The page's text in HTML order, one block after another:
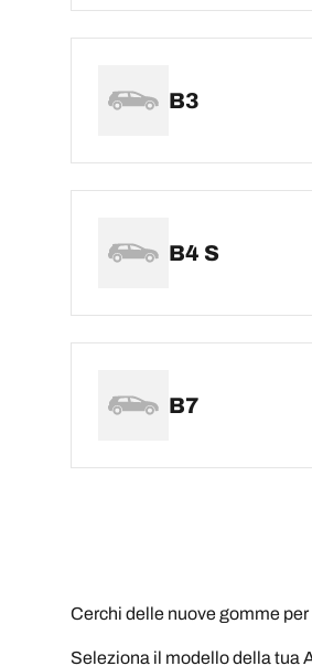
B3
B4 S
B7
Cerchi delle nuove gomme
Seleziona il modello della tua